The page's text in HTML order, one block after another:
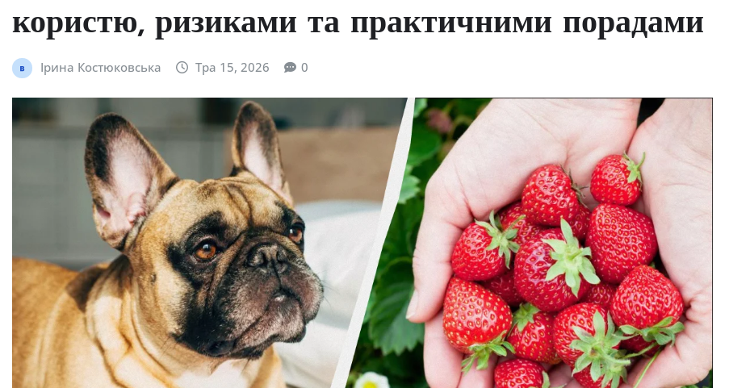
користю, ризиками та практичними порадами
Ірина Костюковська Тра 15, 2026 0